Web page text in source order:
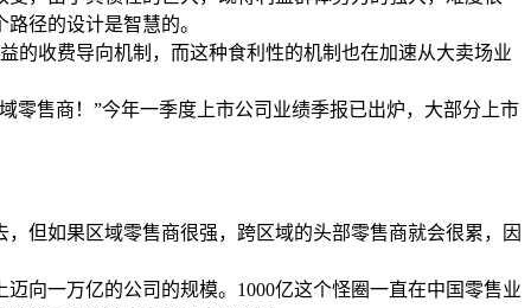
径的设计是智慧的。
的收费导向机制，而这种食利性的机制也在加速从大卖场业
零售商！”今年一季度上市公司业绩季报已出炉，大部分上市
但如果区域零售商很强，跨区域的头部零售商就会很累，因
向一万亿的公司的规模。1000亿这个怪圈一直在中国零售业